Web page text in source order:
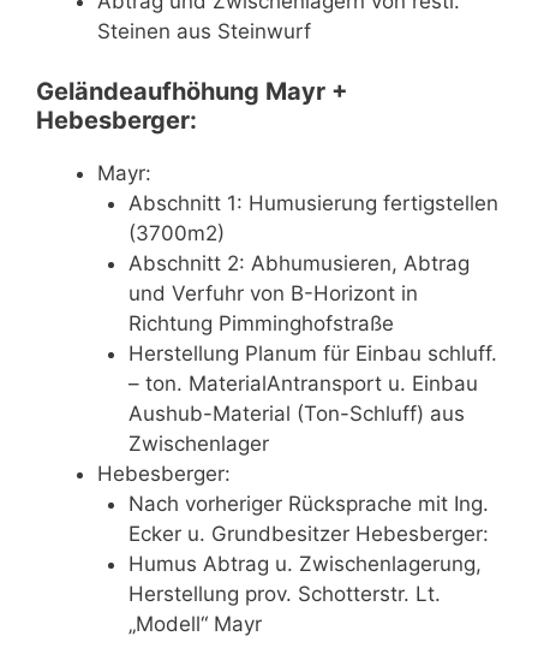
Steinen aus Steinwurf
Geländeaufhöhung Mayr +
Hebesberger:
Mayr:
Abschnitt 1: Humusierung fertigstellen
(3700m2)
Abschnitt 2: Abhumusieren, Abtrag
und Verfuhr von B-Horizont in
Richtung Pimminghofstraße
Herstellung Planum für Einbau schluff.
– ton. MaterialAntransport u. Einbau
Aushub-Material (Ton-Schluff) aus
Zwischenlager
Hebesberger:
Nach vorheriger Rücksprache mit Ing.
Ecker u. Grundbesitzer Hebesberger:
Humus Abtrag u. Zwischenlagerung,
Herstellung prov. Schotterstr. Lt.
„Modell“ Mayr